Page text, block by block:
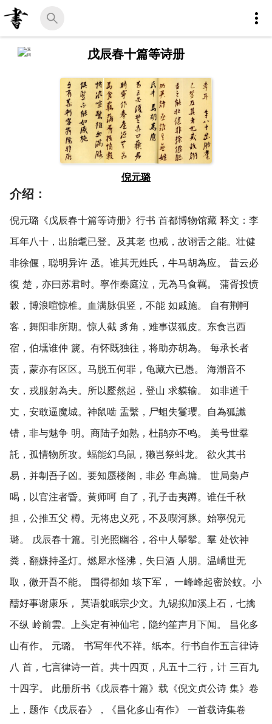
戊辰春十篇等诗册
倪元璐
介绍：
倪元璐《戊辰春十篇等诗册》行书 首都博物馆藏 释文：李
耳年八十，出胎耄已登。及其老 也戒，故诩舌之能。壮健
非徐偃，聪明异许 丞。谁其无姓氏，牛马胡為应。 昔云必
復 楚，亦曰苏君时。寧作秦庭泣，无為马食羈。 蒲胥投愤
轂，博浪喧惊椎。血满脉俱竖，不能 如戚施。 自有荆軻
客，舞阳非所期。惊人截 豸角，难事谋狐皮。东食岂西
宿，伯壎谁仲 篪。有怀既独往，将助亦胡為。 每承长者
责，蒙亦有区区。马脱五何罪，龟藏六已愚。 海潮音不
女，戎服射為夫。所以蹷然起，登山 求貘输。 如非道千
丈，安敢逼魔城。神鼠啮 盂繫，尸蛆失鬘瓔。自為狐讖
错，非与魅争 明。商陆子如熟，杜鹃亦不鸣。 美号世羣
託，孤情物所攻。蝠能幻乌鼠，獭岂祭蚪龙。 欲火其书
易，并剸吾子凶。要知蜃楼阁，非必 隼高墉。 世局梟卢
喝，以官注者昏。黄师呵 自了，孔子击夷蹲。谁任千秋
担，公推五父 樽。无将忠义死，不及喫河豚。始寧倪元
璐。 戊辰春十篇。引光照幽谷，谷中人鬡鬇。羣 处饮神
粪，翻嫌持圣灯。燃犀水怪沸，失日酒 人朋。温嶠世无
取，微开吾不能。 围得都如 垓下军， 一峰峰起密於蚊。小
醻好事谢康乐， 莫语躭眠宗少文。九锡拟加溪上石，七擒
不纵 岭前雲。上头定有神仙宅，隐约笙声月下闻。 昌化多
山有作。 元璐。 书写年代不祥。纸本。行书自作五言律诗
八 首，七言律诗一首。共十四页，凡五十二行，计 三百九
十四字。 此册所书《戊辰春十篇》载《倪文贞公诗 集》卷
上，题作《戊辰春》，《昌化多山有作》 一首载诗集卷